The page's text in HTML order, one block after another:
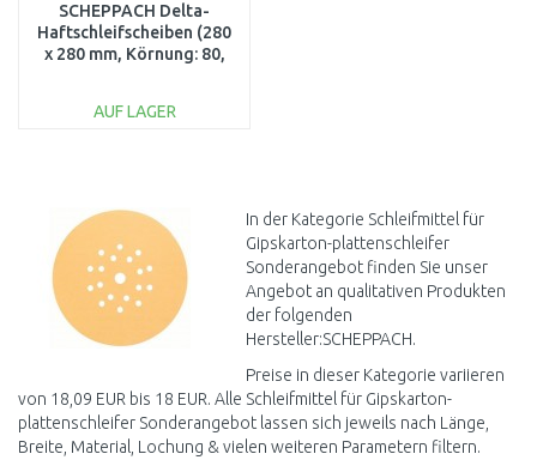
SCHEPPACH Delta-
Haftschleifscheiben (280
x 280 mm, Körnung: 80,
AUF LAGER
Vergleichen
In der Kategorie Schleifmittel für
Gipskarton-plattenschleifer
Sonderangebot finden Sie unser
Angebot an qualitativen Produkten
der folgenden
Hersteller:SCHEPPACH.
Preise in dieser Kategorie variieren
von 18,09 EUR bis 18 EUR. Alle Schleifmittel für Gipskarton-
plattenschleifer Sonderangebot lassen sich jeweils nach Länge,
Breite, Material, Lochung & vielen weiteren Parametern filtern.